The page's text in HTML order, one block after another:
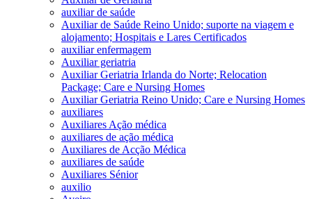
auxiliar de saúde
Auxiliar de Saúde Reino Unido; suporte na viagem e
alojamento; Hospitais e Lares Certificados
auxiliar enfermagem
Auxiliar geriatria
Auxiliar Geriatria Irlanda do Norte; Relocation
Package; Care e Nursing Homes
Auxiliar Geriatria Reino Unido; Care e Nursing Homes
auxiliares
Auxiliares Ação médica
auxiliares de ação médica
Auxiliares de Acção Médica
auxiliares de saúde
Auxiliares Sénior
auxilio